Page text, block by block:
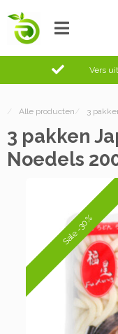
Vers
/ Alle producten / 3
3 pakken
Noedels
Sale -30%